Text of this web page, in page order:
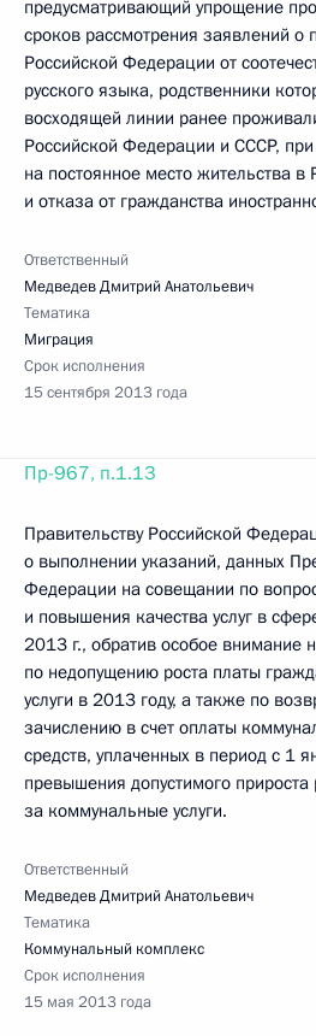
предусматривающий упрощение
сроков рассмотрения заявлений о
Российской Федерации от
русского языка, родственники
восходящей линии ранее
Российской Федерации и СССР,
на постоянное место жительства
и отказа от гражданства
Ответственный
Медведев Дмитрий Анатольевич
Тематика
Миграция
Срок исполнения
15 сентября 2013 года
Пр-967, п.1.13
Правительству Российской
о выполнении указаний, данных
Федерации на совещании по
и повышения качества услуг в
2013 г., обратив особое внимание
по недопущению роста платы
услуги в 2013 году, а также по
зачислению в счет оплаты
средств, уплаченных в период с 1
превышения допустимого
за коммунальные услуги.
Ответственный
Медведев Дмитрий Анатольевич
Тематика
Коммунальный комплекс
Срок исполнения
15 мая 2013 года